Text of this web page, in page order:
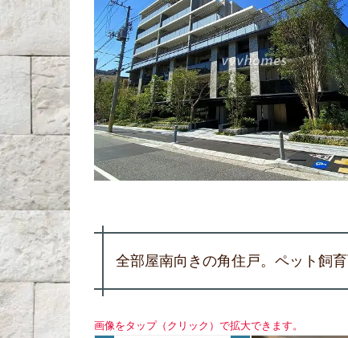
全部屋南向きの角住戸。ペット飼
画像をタップ（クリック）で拡大できます。